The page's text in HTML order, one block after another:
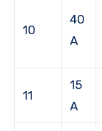
10
40
А
11
15
А